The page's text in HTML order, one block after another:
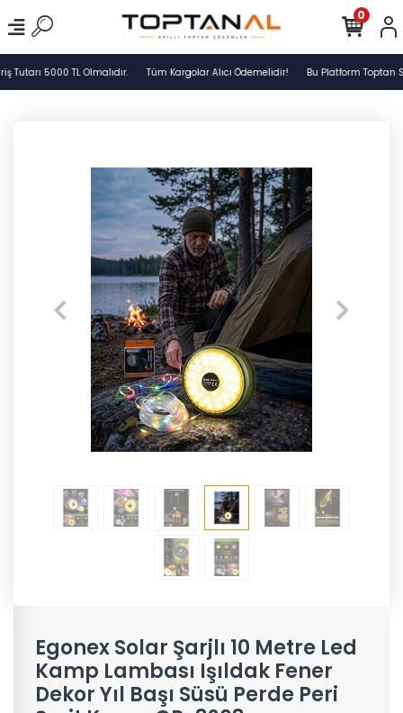
5000 TL Olmalıdır. Tüm Kargolar Alıcı Ödemelidir! Bu Platform Toptan
0
Egonex Solar Şarjlı 10 Metre Led
Kamp Lambası Işıldak Fener
Dekor Yıl Başı Süsü Perde Peri